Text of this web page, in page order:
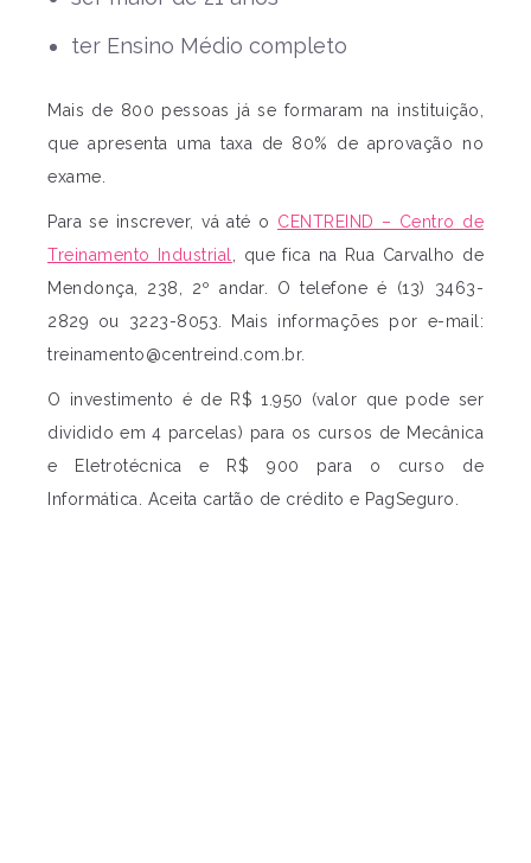
ter Ensino Médio completo
Mais de 800 pessoas já se formaram na instituição,
que apresenta uma taxa de 80% de aprovação no
exame.
Para se inscrever, vá até o CENTREIND – Centro de
Treinamento Industrial, que fica na Rua Carvalho de
Mendonça, 238, 2º andar. O telefone é (13) 3463-
2829 ou 3223-8053. Mais informações por e-mail:
treinamento@centreind.com.br.
O investimento é de R$ 1.950 (valor que pode ser
dividido em 4 parcelas) para os cursos de Mecânica
e Eletrotécnica e R$ 900 para o curso de
Informática. Aceita cartão de crédito e PagSeguro.